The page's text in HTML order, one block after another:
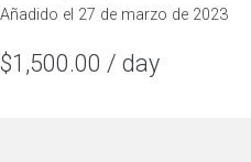
Añadido el 27 de marzo de 2023
$1,500.00 / day